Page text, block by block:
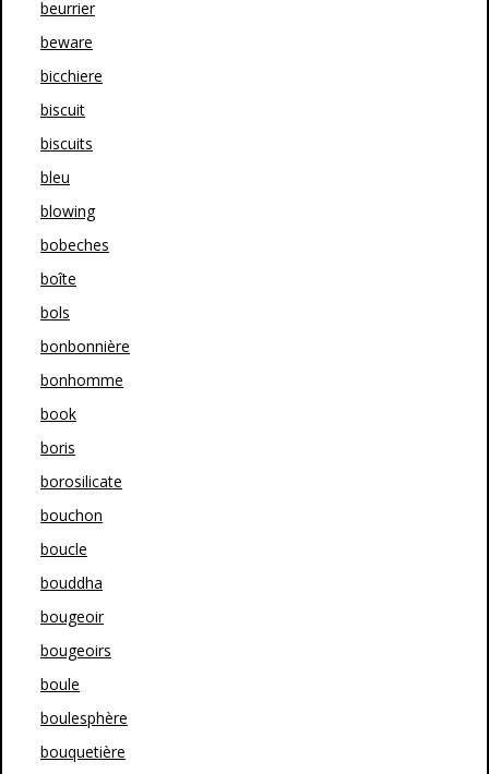
beurrier
beware
bicchiere
biscuit
biscuits
bleu
blowing
bobeches
boîte
bols
bonbonnière
bonhomme
book
boris
borosilicate
bouchon
boucle
bouddha
bougeoir
bougeoirs
boule
boulesphère
bouquetière